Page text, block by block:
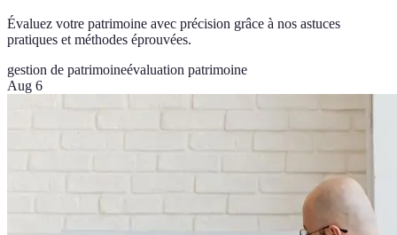
Évaluez votre patrimoine avec précision grâce à nos astuces
pratiques et méthodes éprouvées.
gestion de patrimoineévaluation patrimoine
Aug 6